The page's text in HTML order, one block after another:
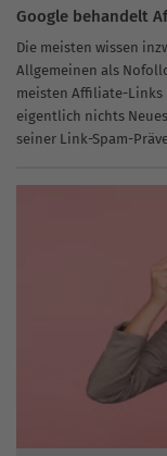
Google behandelt
Die meisten wissen
Allgemeinen als
meisten Affiliate-Links
eigentlich nichts
seiner Link-Spam-